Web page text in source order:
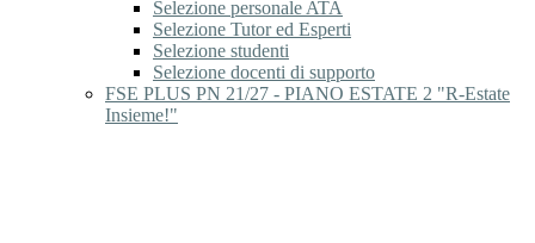
Selezione personale ATA
Selezione Tutor ed Esperti
Selezione studenti
Selezione docenti di supporto
FSE PLUS PN 21/27 - PIANO ESTATE 2 "R-Estate
Insieme!"